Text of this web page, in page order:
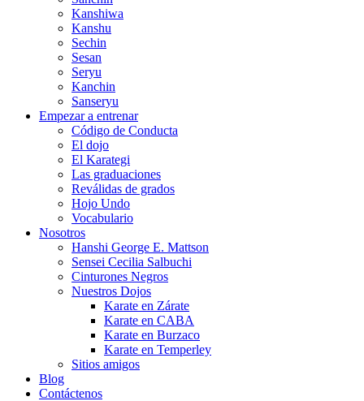
Kanshiwa
Kanshu
Sechin
Sesan
Seryu
Kanchin
Sanseryu
Empezar a entrenar
Código de Conducta
El dojo
El Karategi
Las graduaciones
Reválidas de grados
Hojo Undo
Vocabulario
Nosotros
Hanshi George E. Mattson
Sensei Cecilia Salbuchi
Cinturones Negros
Nuestros Dojos
Karate en Zárate
Karate en CABA
Karate en Burzaco
Karate en Temperley
Sitios amigos
Blog
Contáctenos